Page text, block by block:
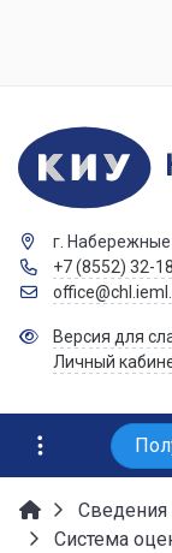
г.
+7 (8552) 32-
Версия для
Личный
Сведения
Система